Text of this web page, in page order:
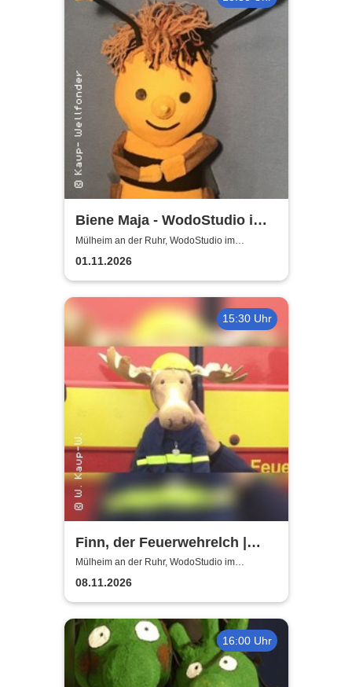
Biene Maja - WodoStudio im
Ringlokschuppen Ruhr
Mülheim an der Ruhr, WodoStudio im
Ringlokschuppen Ruhr
01.11.2026
15:30 Uhr
Finn, der Feuerwehrelch |
WodoStudio im
Ringlokschuppen Ruhr
Mülheim an der Ruhr, WodoStudio im
Ringlokschuppen Ruhr
08.11.2026
16:00 Uhr